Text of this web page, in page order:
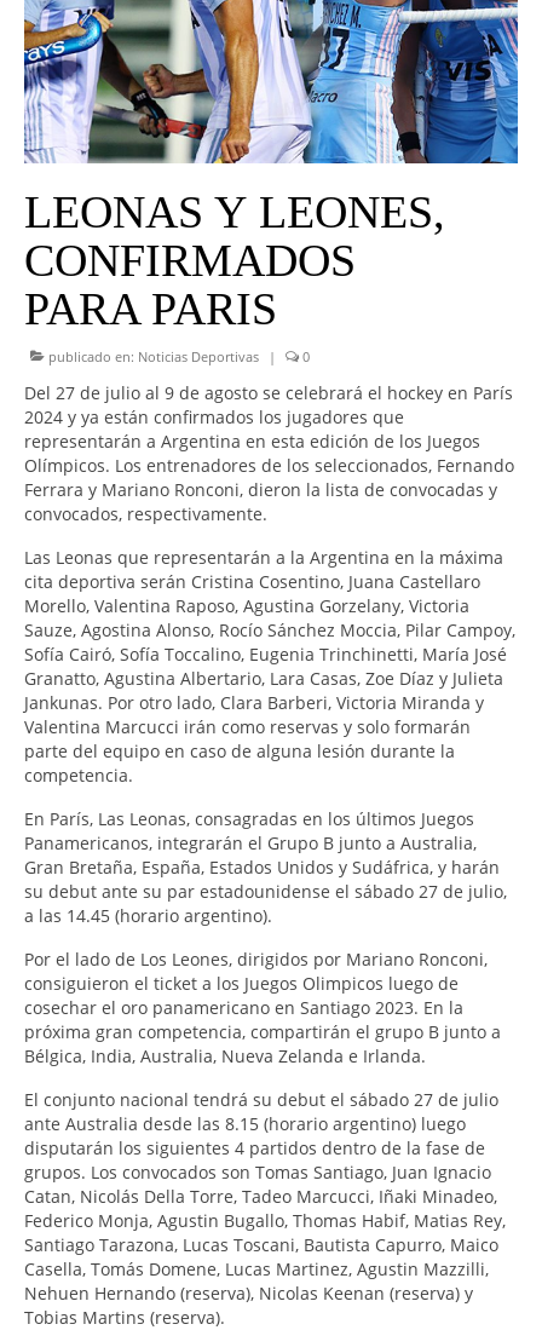
NOTICIAS
CAD MEDIA
CAD FEDERAL
LEONAS Y LEONES,
CONFIRMADOS
PARA PARIS
publicado en: Noticias Deportivas | 0
Del 27 de julio al 9 de agosto se celebrará el hockey en París
2024 y ya están confirmados los jugadores que
representarán a Argentina en esta edición de los Juegos
Olímpicos. Los entrenadores de los seleccionados, Fernando
Ferrara y Mariano Ronconi, dieron la lista de convocadas y
convocados, respectivamente.
Las Leonas que representarán a la Argentina en la máxima
cita deportiva serán Cristina Cosentino, Juana Castellaro
Morello, Valentina Raposo, Agustina Gorzelany, Victoria
Sauze, Agostina Alonso, Rocío Sánchez Moccia, Pilar Campoy,
Sofía Cairó, Sofía Toccalino, Eugenia Trinchinetti, María José
Granatto, Agustina Albertario, Lara Casas, Zoe Díaz y Julieta
Jankunas. Por otro lado, Clara Barberi, Victoria Miranda y
Valentina Marcucci irán como reservas y solo formarán
parte del equipo en caso de alguna lesión durante la
competencia.
En París, Las Leonas, consagradas en los últimos Juegos
Panamericanos, integrarán el Grupo B junto a Australia,
Gran Bretaña, España, Estados Unidos y Sudáfrica, y harán
su debut ante su par estadounidense el sábado 27 de julio,
a las 14.45 (horario argentino).
Por el lado de Los Leones, dirigidos por Mariano Ronconi,
consiguieron el ticket a los Juegos Olimpicos luego de
cosechar el oro panamericano en Santiago 2023. En la
próxima gran competencia, compartirán el grupo B junto a
Bélgica, India, Australia, Nueva Zelanda e Irlanda.
El conjunto nacional tendrá su debut el sábado 27 de julio
ante Australia desde las 8.15 (horario argentino) luego
disputarán los siguientes 4 partidos dentro de la fase de
grupos. Los convocados son Tomas Santiago, Juan Ignacio
Catan, Nicolás Della Torre, Tadeo Marcucci, Iñaki Minadeo,
Federico Monja, Agustin Bugallo, Thomas Habif, Matias Rey,
Santiago Tarazona, Lucas Toscani, Bautista Capurro, Maico
Casella, Tomás Domene, Lucas Martinez, Agustin Mazzilli,
Nehuen Hernando (reserva), Nicolas Keenan (reserva) y
Tobias Martins (reserva).